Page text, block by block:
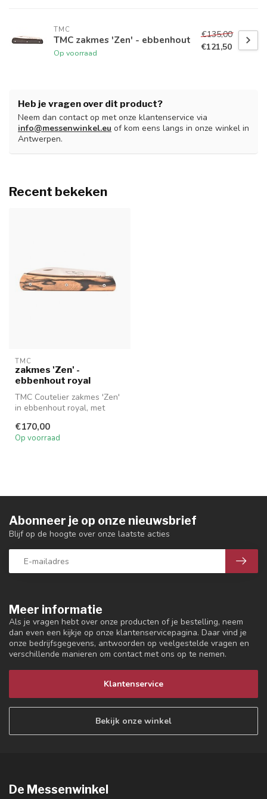
TMC
TMC zakmes 'Zen' - ebbenhout
Op voorraad
€135,00
€121,50
Heb je vragen over dit product?
Neem dan contact op met onze klantenservice via
info@messenwinkel.eu of kom eens langs in onze winkel in
Antwerpen.
Recent bekeken
TMC
zakmes 'Zen' -
ebbenhout royal
TMC Coutelier zakmes 'Zen'
in ebbenhout royal, met
d...
€170,00
Op voorraad
Meer informatie
Als je vragen hebt over onze producten of je bestelling, neem
dan even een kijkje op onze klantenservicepagina. Daar vind je
onze bedrijfsgegevens, antwoorden op veelgestelde vragen en
verschillende manieren om contact met ons op te nemen.
Klantenservice
Bekijk onze winkel
Abonneer je op onze nieuwsbrief
Blijf op de hoogte over onze laatste acties
De Messenwinkel